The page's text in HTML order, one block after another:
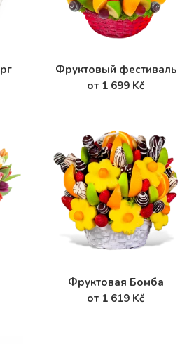
Фруктовый фестиваль
от 1 699 Kč
Фруктовая Бомба
от 1 619 Kč